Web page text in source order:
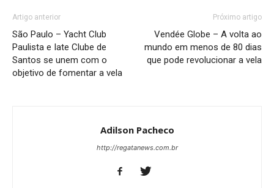
Artigo anterior
São Paulo – Yacht Club
Paulista e Iate Clube de
Santos se unem com o
objetivo de fomentar a vela
Próximo artigo
Vendée Globe – A volta ao
mundo em menos de 80 dias
que pode revolucionar a vela
Adilson Pacheco
http://regatanews.com.br